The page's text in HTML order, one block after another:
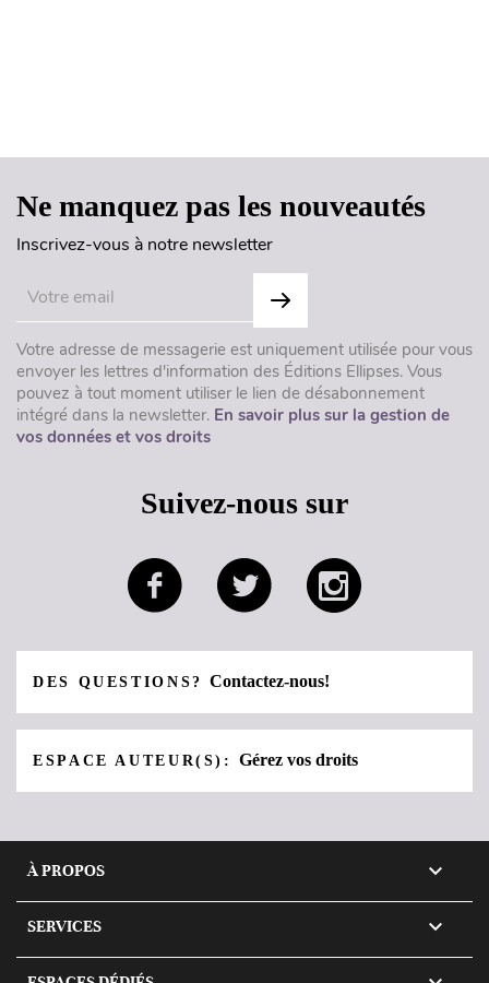
Ne manquez pas les nouveautés
Inscrivez-vous à notre newsletter
Votre adresse de messagerie est uniquement utilisée pour vous
envoyer les lettres d'information des Éditions Ellipses. Vous
pouvez à tout moment utiliser le lien de désabonnement
intégré dans la newsletter. En savoir plus sur la gestion de
vos données et vos droits
Suivez-nous sur
DES QUESTIONS?Contactez-nous!
ESPACE AUTEUR(S):Gérez vos droits
À PROPOS 
SERVICES 